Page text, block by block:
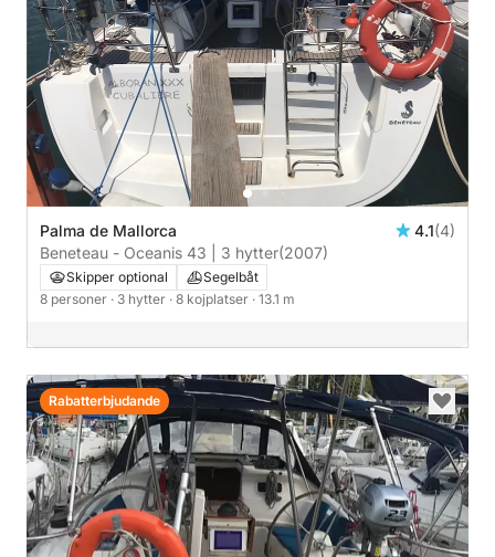
Palma de Mallorca 4.1(4)
Beneteau - Oceanis 43 | 3 hytter(2007)
Skipper optional
Segelbåt
8 personer · 3 hytter · 8 kojplatser · 13.1 m
Rabatterbjudande